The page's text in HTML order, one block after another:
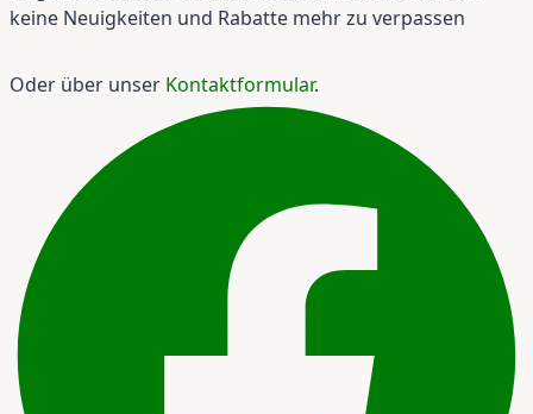
keine Neuigkeiten und Rabatte mehr zu verpassen
Oder über unser Kontaktformular.